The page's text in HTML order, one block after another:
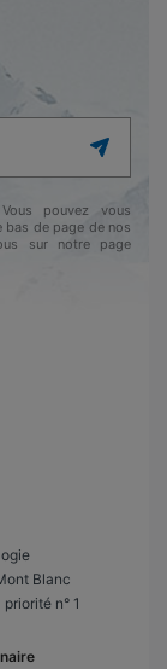
Vous pouvez vous
bas de page de nos
sur notre page
Blanc
n° 1